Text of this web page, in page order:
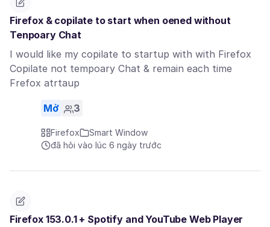
Firefox & copilate to start when oened without
Tenpoary Chat
I would like my copilate to startup with with Firefox
Copilate not tempoary Chat & remain each time
Frefox atrtaup
Mở 3
Firefox
Smart Window
đã hỏi vào lúc 6 ngày trước
Firefox 153.0.1 + Spotify and YouTube Web Player